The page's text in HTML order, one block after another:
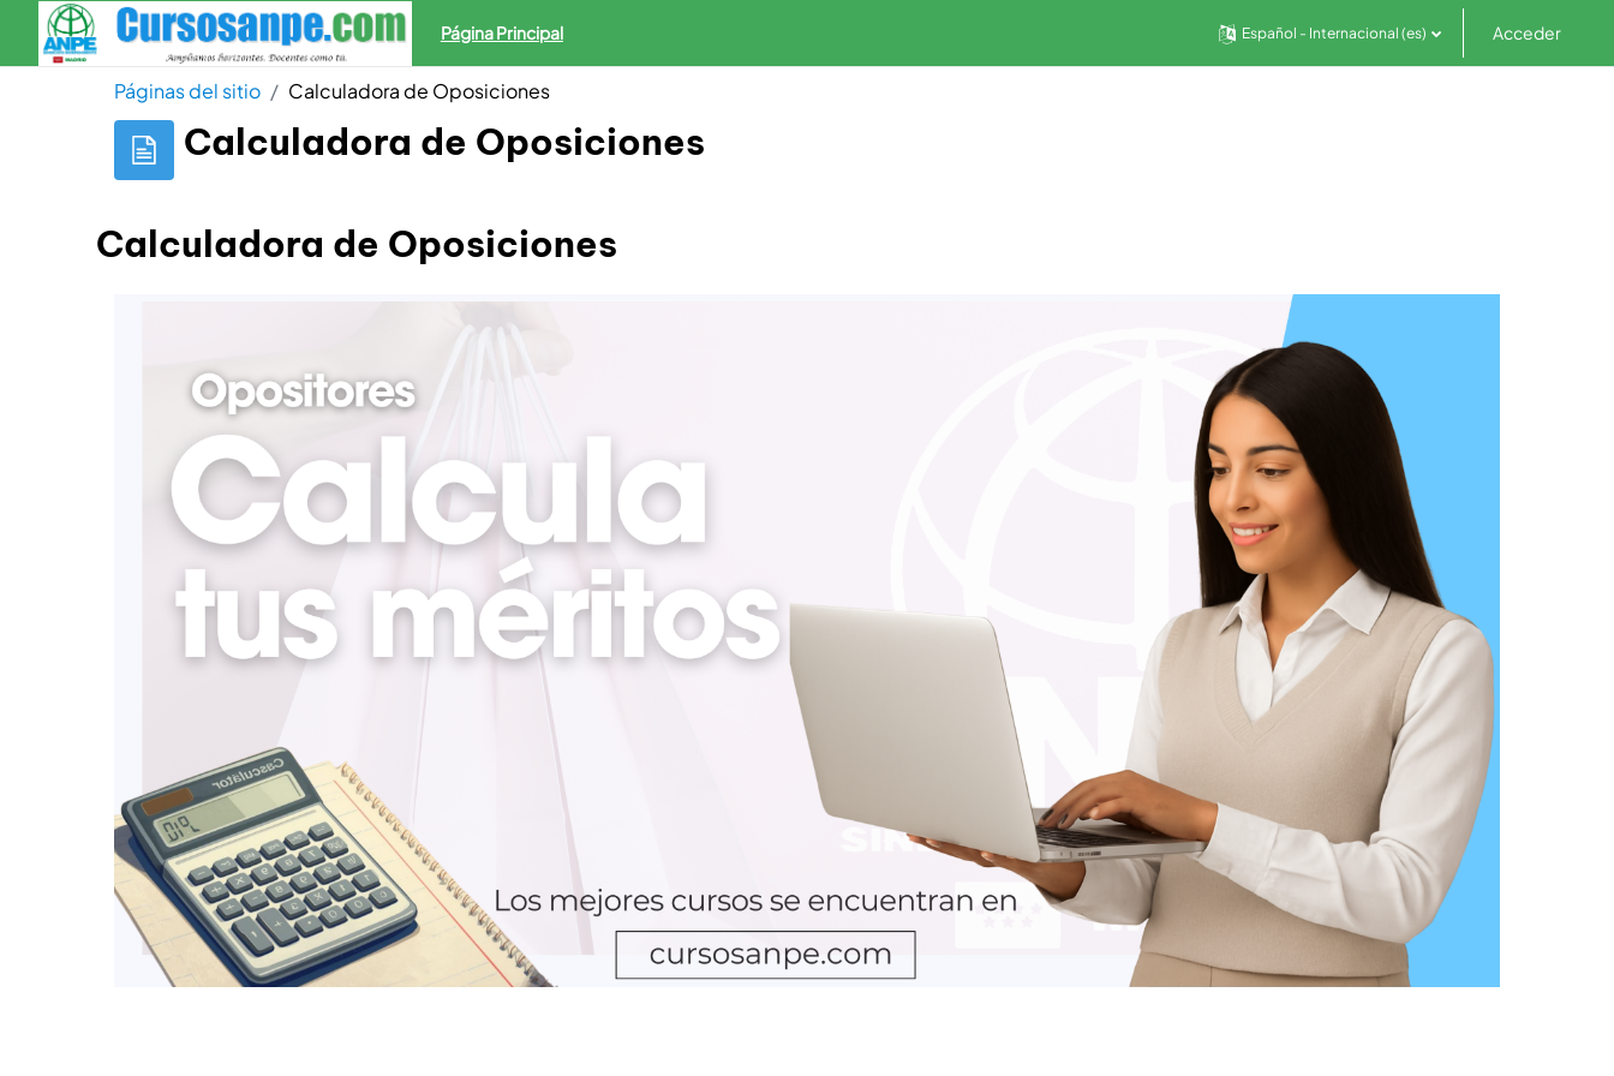
Salta al contenido principal
Página Principal Español - Internacional ‎(es)‎ Acceder
Páginas del sitio Calculadora de Oposiciones
Calculadora de Oposiciones
Calculadora de Oposiciones